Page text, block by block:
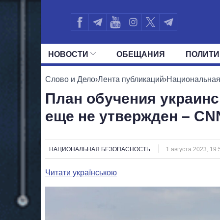
НОВОСТИ ОБЕЩАНИЯ
ВСЕ ПОЛИТИКИ ПРЕЗИДЕНТ И
Слово и Дело›Лента публикаций›
План обучения
еще не утвержден –
НАЦИОНАЛЬНАЯ БЕЗОПАСНОСТЬ 1 августа 2023,
Читати українською